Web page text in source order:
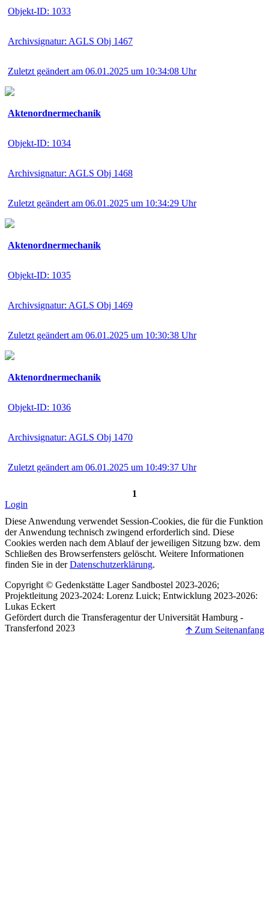
Objekt-ID: 1033
Archivsignatur: AGLS Obj 1467
Zuletzt geändert am 06.01.2025 um 10:34:08 Uhr
Aktenordnermechanik
Objekt-ID: 1034
Archivsignatur: AGLS Obj 1468
Zuletzt geändert am 06.01.2025 um 10:34:29 Uhr
Aktenordnermechanik
Objekt-ID: 1035
Archivsignatur: AGLS Obj 1469
Zuletzt geändert am 06.01.2025 um 10:30:38 Uhr
Aktenordnermechanik
Objekt-ID: 1036
Archivsignatur: AGLS Obj 1470
Zuletzt geändert am 06.01.2025 um 10:49:37 Uhr
1
Login
Diese Anwendung verwendet Session-Cookies, die für die Funktion
der Anwendung technisch zwingend erforderlich sind. Diese
Cookies werden nach dem Ablauf der jeweiligen Sitzung bzw. dem
Schließen des Browserfensters gelöscht. Weitere Informationen
finden Sie in derDatenschutzerklärung.
Copyright © Gedenkstätte Lager Sandbostel 2023-2026;
Projektleitung 2023-2024: Lorenz Luick; Entwicklung 2023-2026:
Lukas Eckert
Gefördert durch die Transferagentur der Universität Hamburg -
Transferfond 2023
🡩 Zum Seitenanfang